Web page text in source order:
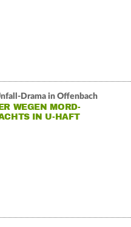
Drama in Offenbach
WEGEN MORD-
IN U-HAFT